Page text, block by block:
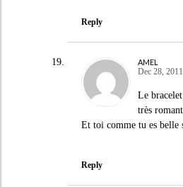
Reply
AMEL
Dec 28,
Le
très
Et toi comme tu es belle
Reply